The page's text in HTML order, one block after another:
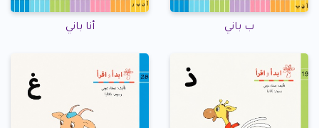
ب باني أنا باني